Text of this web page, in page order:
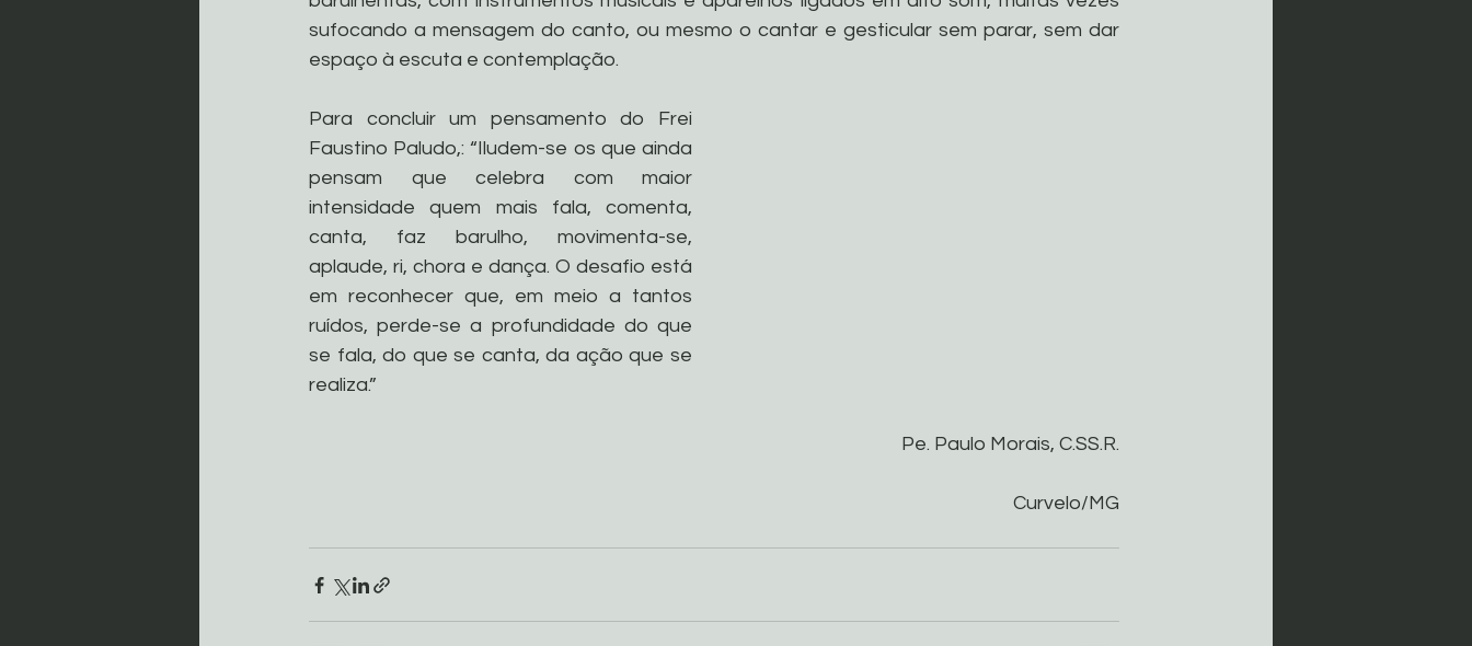
sufocando a mensagem do canto, ou mesmo o cantar e gesticular sem parar, sem dar
espaço à escuta e contemplação.
Para concluir um pensamento do Frei
Faustino Paludo,: “Iludem-se os que ainda
pensam que celebra com maior
intensidade quem mais fala, comenta,
canta, faz barulho, movimenta-se,
aplaude, ri, chora e dança. O desafio está
em reconhecer que, em meio a tantos
ruídos, perde-se a profundidade do que
se fala, do que se canta, da ação que se
realiza.”
Pe. Paulo Morais, C.SS.R.
Curvelo/MG